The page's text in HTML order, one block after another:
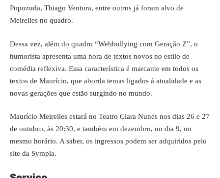
Popozuda, Thiago Ventura, entre outros já foram alvo de
Meirelles no quadro.
Dessa vez, além do quadro “Webbullying com Geração Z”, o
humorista apresenta uma hora de textos novos no estilo de
comédia reflexiva. Essa característica é marcante em todos os
textos de Maurício, que aborda temas ligados à atualidade e as
novas gerações que estão surgindo no mundo.
Maurício Meirelles estará no Teatro Clara Nunes nos dias 26 e 27
de outubro, às 20:30, e também em dezembro, no dia 9, no
mesmo horário. A saber, os ingressos podem ser adquiridos pelo
site da Sympla.